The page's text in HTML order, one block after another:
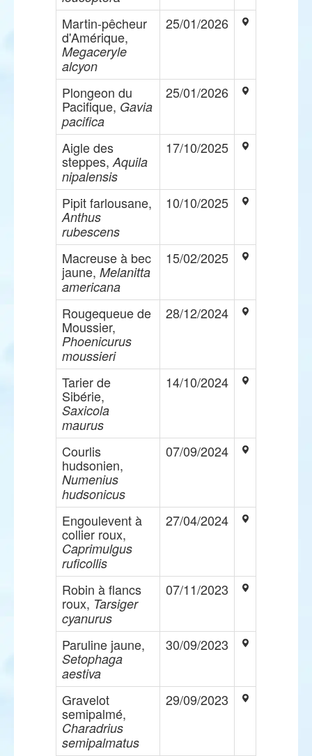
Martin-pêcheur
d'Amérique,
Megaceryle
alcyon
25/01/2026
Plongeon du
Pacifique, Gavia
pacifica
25/01/2026
Aigle des
steppes, Aquila
nipalensis
17/10/2025
Pipit farlousane,
Anthus
rubescens
10/10/2025
Macreuse à bec
jaune, Melanitta
americana
15/02/2025
Rougequeue de
Moussier,
Phoenicurus
moussieri
28/12/2024
Tarier de
Sibérie,
Saxicola
maurus
14/10/2024
Courlis
hudsonien,
Numenius
hudsonicus
07/09/2024
Engoulevent à
collier roux,
Caprimulgus
ruficollis
27/04/2024
Robin à flancs
roux, Tarsiger
cyanurus
07/11/2023
Paruline jaune,
Setophaga
aestiva
30/09/2023
Gravelot
semipalmé,
Charadrius
semipalmatus
29/09/2023